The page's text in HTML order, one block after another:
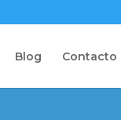
Blog Contacto